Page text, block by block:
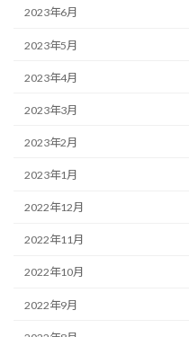
2023年6月
2023年5月
2023年4月
2023年3月
2023年2月
2023年1月
2022年12月
2022年11月
2022年10月
2022年9月